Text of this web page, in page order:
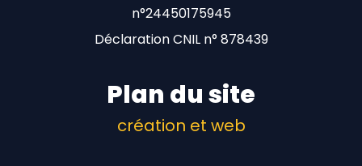
n°24450175945
Déclaration CNIL n° 878439
Plan du site
création et web